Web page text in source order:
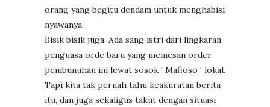
orang yang begitu dendam untuk menghabisi
nyawanya.
Bisik bisik juga. Ada sang istri dari lingkaran
penguasa orde baru yang memesan order
pembunuhan ini lewat sosok ‘ Mafioso ‘ lokal.
Tapi kita tak pernah tahu keakuratan berita
itu, dan juga sekaligus takut dengan situasi